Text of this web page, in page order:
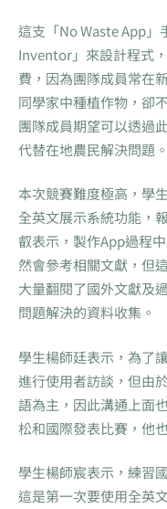
這支「No Waste App
Inventor」來設計程式
費，因為團隊成員常在
同學家中種植作物，卻
團隊成員期望可以透過
代替在地農民解決問題。
本次競賽難度極高，學
全英文展示系統功能，
叡表示，製作App過程
然會參考相關文獻，但
大量翻閱了國外文獻及
問題解決的資料收集。
學生楊師廷表示，為了
進行使用者訪談，但由
語為主，因此溝通上面
松和國際發表比賽，他
學生楊師宸表示，練習
這是第一次要使用全英